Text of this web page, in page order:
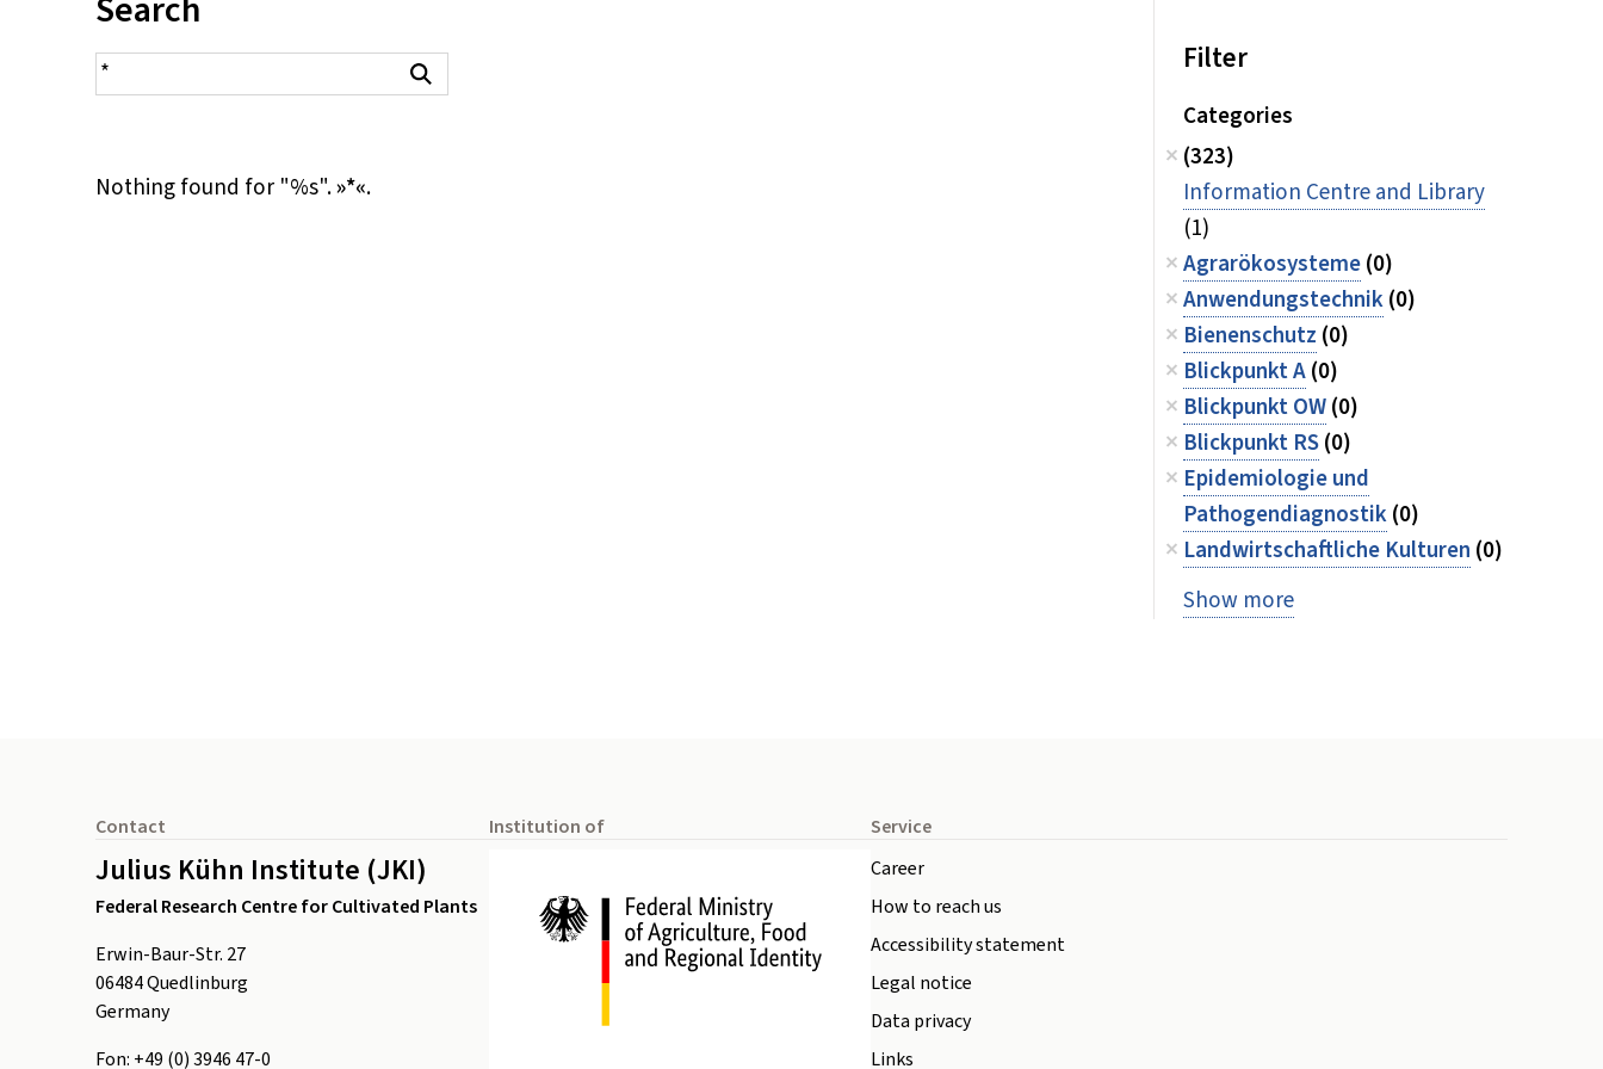
search result
Nothing found for "%s".»*«.
Filter
Categories
(323)
Information Centre and Library
(1)
Agrarökosysteme(0)
Anwendungstechnik(0)
Bienenschutz (0)
Blickpunkt A(0)
Blickpunkt OW(0)
Blickpunkt RS(0)
Epidemiologie und
Pathogendiagnostik(0)
Landwirtschaftliche Kulturen (0)
Show more
Contact
Julius Kühn Institute (JKI)
Federal Research Centre for Cultivated Plants
Erwin-Baur-Str. 27
06484Quedlinburg
Germany
Fon: +49 (0) 3946 47-0
Institution of
Service
Career
How to reach us
Accessibility statement
Legal notice
Data privacy
Links